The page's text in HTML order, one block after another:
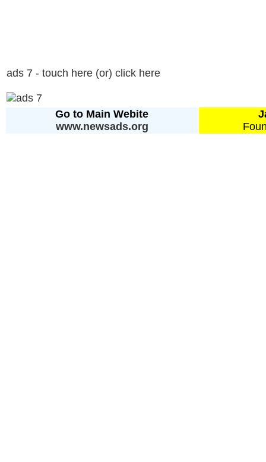
ads 7 - touch here (or) click here
Go to Main Webite
www.newsads.org